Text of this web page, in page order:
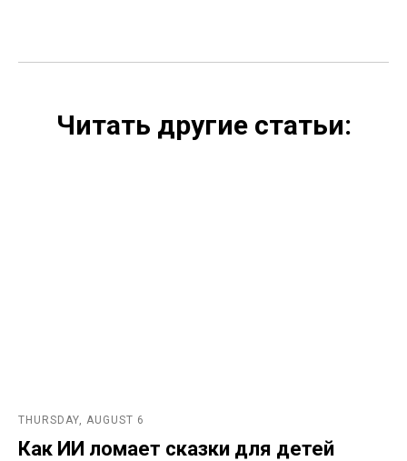
Читать другие статьи:
THURSDAY, AUGUST 6
Как ИИ ломает сказки для детей